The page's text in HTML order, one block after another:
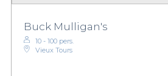
Buck Mulligan's
10 - 100 pers.
Vieux Tours